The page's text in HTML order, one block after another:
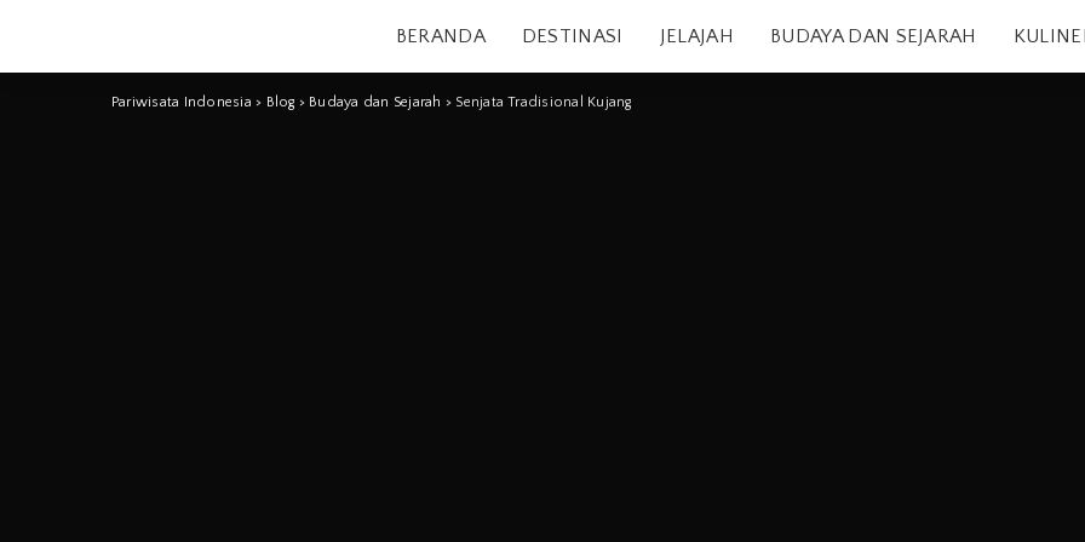
BERANDA DESTINASI JELAJAH BUDAYA DAN SEJARAH
Pariwisata Indonesia > Blog > Budaya dan Sejarah > Senjata Tradisional Kujang